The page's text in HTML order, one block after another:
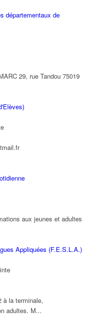
départementaux de
29, rue Tandou 75019
aux jeunes et adultes
Appliquées (F.E.S.L.A.)
à la terminale,
adultes. M...